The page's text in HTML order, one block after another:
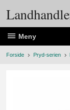
Meny
Forside Pryd-serien